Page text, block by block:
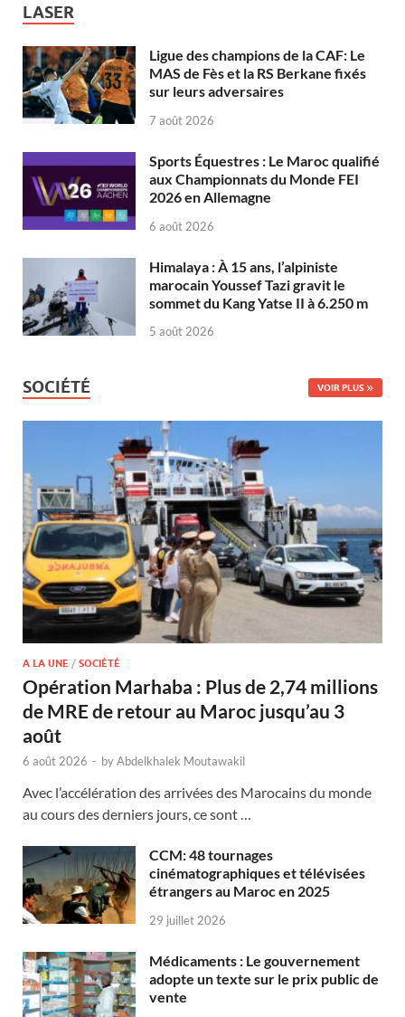
LASER
Ligue des champions de la CAF: Le
MAS de Fès et la RS Berkane fixés
sur leurs adversaires
7 août 2026
Sports Équestres : Le Maroc qualifié
aux Championnats du Monde FEI
2026 en Allemagne
6 août 2026
Himalaya : À 15 ans, l’alpiniste
marocain Youssef Tazi gravit le
sommet du Kang Yatse II à 6.250 m
5 août 2026
SOCIÉTÉ VOIR PLUS
A LA UNE / SOCIÉTÉ
Opération Marhaba : Plus de 2,74 millions
de MRE de retour au Maroc jusqu’au 3
août
6 août 2026 - byAbdelkhalek Moutawakil
Avec l’accélération des arrivées des Marocains du monde
au cours des derniers jours, ce sont …
CCM: 48 tournages
cinématographiques et télévisées
étrangers au Maroc en 2025
29 juillet 2026
Médicaments : Le gouvernement
adopte un texte sur le prix public de
vente